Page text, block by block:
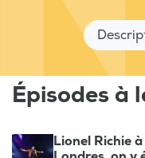
Épisodes à
Lionel Richie